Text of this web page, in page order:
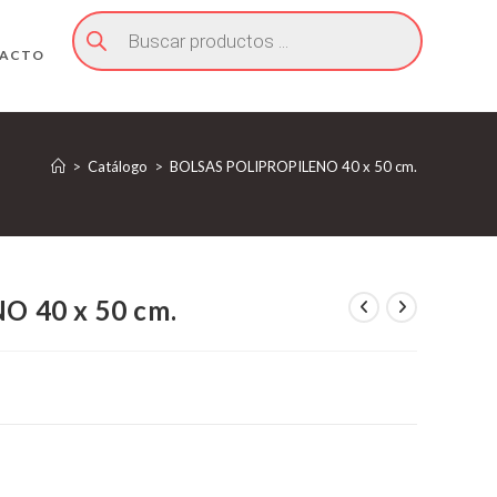
Búsqueda
de
productos
> Catálogo > BOLSAS POLIPROPILENO 40 x 50 cm.
40 x 50 cm.